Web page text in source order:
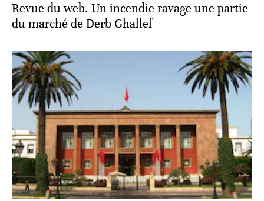
Revue du web. Un incendie ravage une partie
du marché de Derb Ghallef